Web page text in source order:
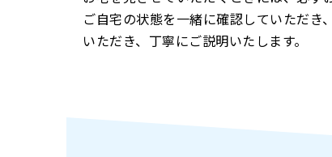
ご自宅の状態を⼀緒に確認していただき
いただき、丁寧にご説明いたします。